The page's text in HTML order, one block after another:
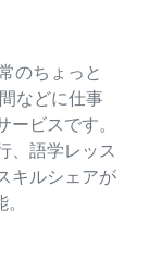
のちょっと
などに仕事
ービスです。
、語学レッス
キルシェアが